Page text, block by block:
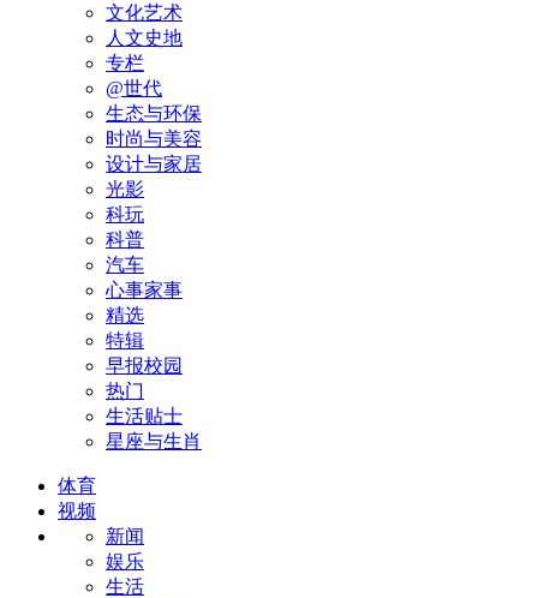
文化艺术
人文史地
专栏
@世代
生态与环保
时尚与美容
设计与家居
光影
科玩
科普
汽车
心事家事
精选
特辑
早报校园
热门
生活贴士
星座与生肖
体育
视频
新闻
娱乐
生活